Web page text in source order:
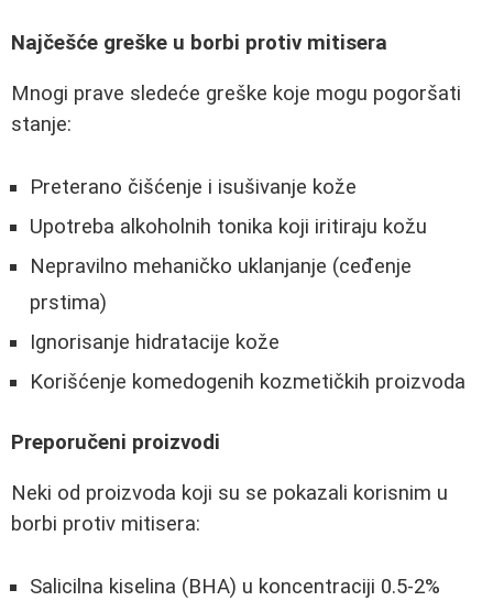
Najčešće greške u borbi protiv mitisera
Mnogi prave sledeće greške koje mogu pogoršati
stanje:
Preterano čišćenje i isušivanje kože
Upotreba alkoholnih tonika koji iritiraju kožu
Nepravilno mehaničko uklanjanje (ceđenje
prstima)
Ignorisanje hidratacije kože
Korišćenje komedogenih kozmetičkih proizvoda
Preporučeni proizvodi
Neki od proizvoda koji su se pokazali korisnim u
borbi protiv mitisera:
Salicilna kiselina (BHA) u koncentraciji 0.5-2%